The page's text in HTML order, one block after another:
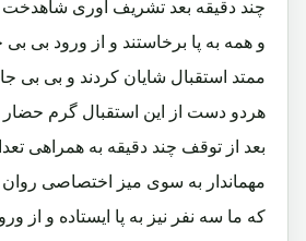
چند دقیقه بعد تشریف آوری شاهدخت
و همه به پا برخاستند و از ورود بی
ممتد استقبال شایان کردند و بی بی
هردو دست از این استقبال گرم حضار
بعد از توقف چند دقیقه به همراهی
مهماندار به سوی میز اختصاصی
که ما سه نفر نیز به پا ایستاده و از